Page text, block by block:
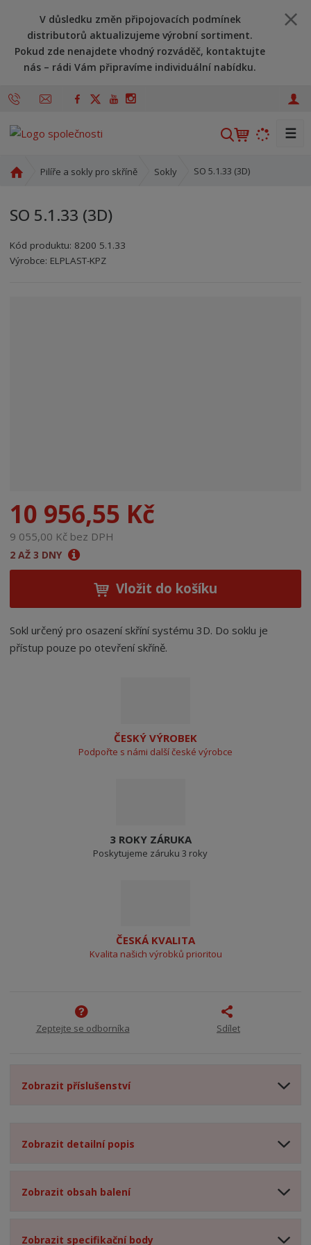
V důsledku změn připojovacích podmínek
distributorů aktualizujeme výrobní sortiment.
Pokud zde nenajdete vhodný rozváděč, kontaktujte
nás – rádi Vám připravíme individuální nabídku.
V
h
☰
d
í
s
Pilíře a sokly pro skříně Sokly SO 5.1.33 (3D)
SO 5.1.33 (3D)
Kód produktu: 8200 5.1.33
Kód výrobce: 8595208613579
Kód dodavatele:8595208613579
Výrobce: ELPLAST-KPZ
10 956,55 Kč
9 055,00 Kč bez DPH
2 AŽ 3 DNY
Vložit do košíku
Sokl určený pro osazení skříní systému 3D. Do soklu je
přístup pouze po otevření skříně.
ČESKÝ VÝROBEK
Podpořte s námi další české výrobce
3 ROKY ZÁRUKA
Poskytujeme záruku 3 roky
ČESKÁ KVALITA
Kvalita našich výrobků prioritou
Zeptejte se odborníka Sdílet
Zobrazit příslušenství
Zobrazit detailní popis
Zobrazit obsah balení
Zobrazit specifikační body